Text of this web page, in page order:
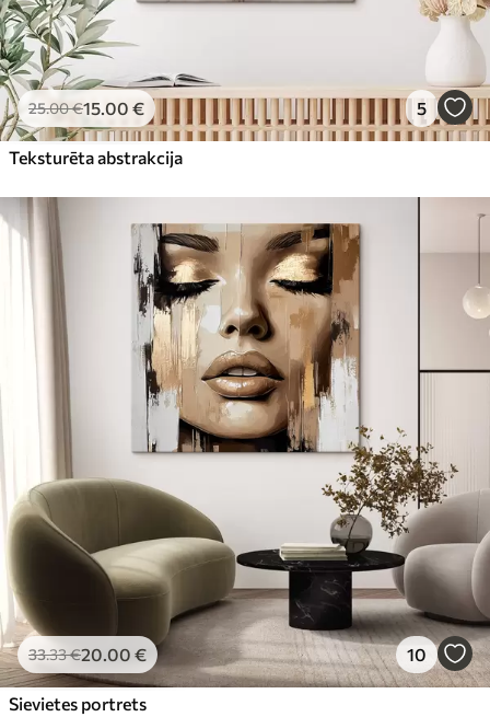
25.00€15.00 € 5
Teksturēta abstrakcija
33.33€20.00 € 10
Sievietes portrets